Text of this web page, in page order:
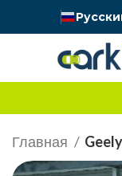
Главная